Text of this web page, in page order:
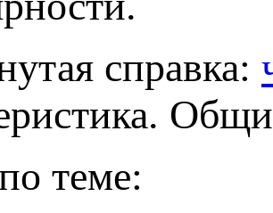
справка:
теме: